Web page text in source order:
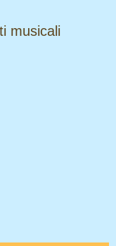
musicali